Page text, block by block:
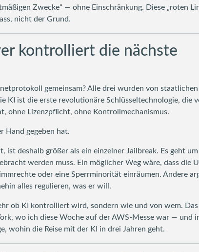
Zwecke“ — ohne Einschränkung. Diese „roten
nicht der Grund.
kontrolliert die nächste
gemeinsam? Alle drei wurden von
KI ist die erste revolutionäre Schlüsseltechnologie, die
ohne Lizenzpflicht, ohne Kontrollmechanismus.
Hand gegeben hat.
deshalb größer als ein einzelner Jailbreak. Es geht um
werden muss. Ein möglicher Weg wäre, dass die
oder eine Sperrminorität einräumen. Andere
alles regulieren, was er will.
ob KI kontrolliert wird, sondern wie und von wem.
wo ich diese Woche auf der AWS-Messe war — und
wohin die Reise mit der KI in drei Jahren geht.